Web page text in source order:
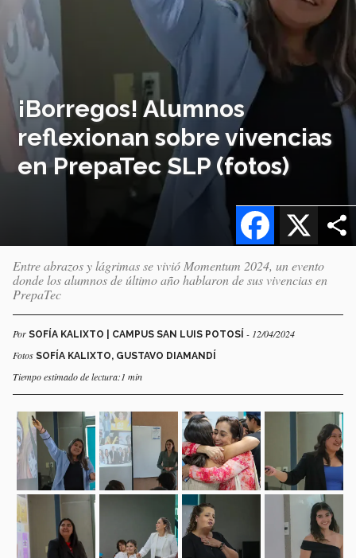
¡Borregos! Alumnos
reflexionan sobre vivencias
en PrepaTec SLP (fotos)
X
Facebook
Entre abrazos y lágrimas se vivió Momentum 2024, un evento
donde los alumnos de último año hablaron de sus vivencias en
PrepaTec
Por SOFÍA KALIXTO | CAMPUS SAN LUIS POTOSÍ - 12/04/2024
Fotos SOFÍA KALIXTO, GUSTAVO DIAMANDÍ
Tiempo estimado de lectura:1 min